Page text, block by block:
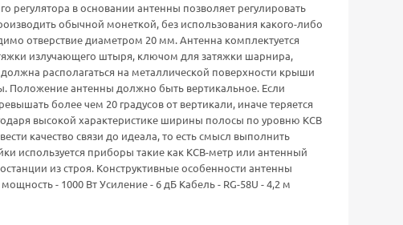
в основании антенны позволяет регулировать
обычной монеткой, без использования какого-либо
отверствие диаметром 20 мм. Антенна комплектуется
излучающего штыря, ключом для затяжки шарнира,
располагаться на металлической поверхности крыши
Положение антенны должно быть вертикальное. Если
более чем 20 градусов от вертикали, иначе теряется
высокой характеристике ширины полосы по уровню КСВ
качество связи до идеала, то есть смысл выполнить
используется приборы такие как КСВ-метр или антенный
из строя. Конструктивные особенности антенны
- 1000 Вт Усиление - 6 дБ Кабель - RG-58U - 4,2 м